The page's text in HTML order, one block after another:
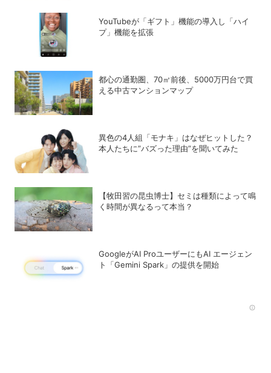
YouTubeが「ギフト」機能の導入し「ハイ
プ」機能を拡張
都心の通勤圏、70㎡前後、5000万円台で買
える中古マンションマップ
異色の4人組「モナキ」はなぜヒットした？
本人たちに”バズった理由”を聞いてみた
【牧田習の昆虫博士】セミは種類によって鳴
く時間が異なるって本当？
GoogleがAI ProユーザーにもAI エージェン
ト「Gemini Spark」の提供を開始